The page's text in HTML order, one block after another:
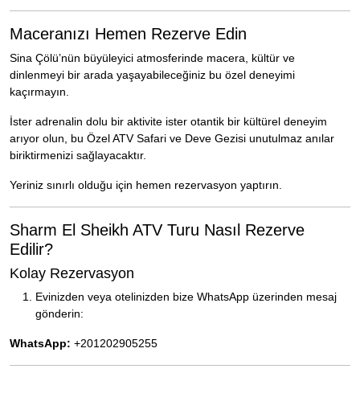
Maceranızı Hemen Rezerve Edin
Sina Çölü’nün büyüleyici atmosferinde macera, kültür ve
dinlenmeyi bir arada yaşayabileceğiniz bu özel deneyimi
kaçırmayın.
İster adrenalin dolu bir aktivite ister otantik bir kültürel deneyim
arıyor olun, bu Özel ATV Safari ve Deve Gezisi unutulmaz anılar
biriktirmenizi sağlayacaktır.
Yeriniz sınırlı olduğu için hemen rezervasyon yaptırın.
Sharm El Sheikh ATV Turu Nasıl Rezerve
Edilir?
Kolay Rezervasyon
Evinizden veya otelinizden bize WhatsApp üzerinden mesaj
gönderin:
WhatsApp: +201202905255